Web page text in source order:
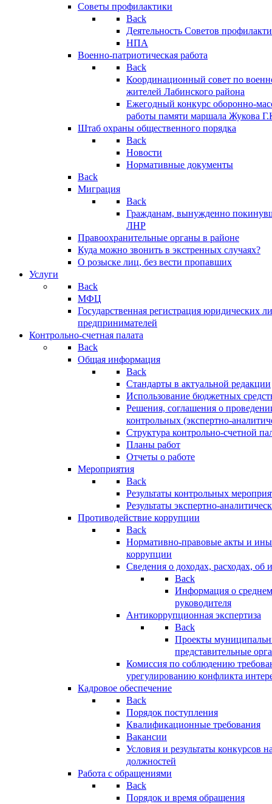
Советы профилактики
Back
Деятельность Советов
НПА
Военно-патриотическая работа
Back
Координационный совет по
жителей Лабинского района
Ежегодный конкурс оборонно-
работы памяти маршала Жукова
Штаб охраны общественного порядка
Back
Новости
Нормативные документы
Back
Миграция
Back
Гражданам, вынужденно
ЛНР
Правоохранительные органы в районе
Куда можно звонить в экстренных случаях?
О розыске лиц, без вести пропавших
Услуги
Back
МФЦ
Государственная регистрация юридических
предпринимателей
Контрольно-счетная палата
Back
Общая информация
Back
Стандарты в актуальной редакции
Использование бюджетных
Решения, соглашения о
контрольных (экспертно-
Структура контрольно-счетной
Планы работ
Отчеты о работе
Мероприятия
Back
Результаты контрольных
Результаты экспертно-
Противодействие коррупции
Back
Нормативно-правовые акты и
коррупции
Сведения о доходах, расходах, об
Back
Информация о
руководителя
Антикоррупционная экспертиза
Back
Проекты
представительные
Комиссия по соблюдению
урегулированию конфликта
Кадровое обеспечение
Back
Порядок поступления
Квалификационные требования
Вакансии
Условия и результаты конкурсов
должностей
Работа с обращениями
Back
Порядок и время обращения